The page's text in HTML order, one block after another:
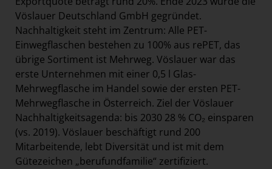
Vöslauer Deutschland GmbH gegründet.
Nachhaltigkeit steht im Zentrum: Alle PET-
Einwegflaschen bestehen zu 100% aus rePET, das
übrige Sortiment ist Mehrweg. Vöslauer war das
erste Unternehmen mit einer 0,5 l Glas-
Mehrwegflasche im Handel sowie der ersten PET-
Mehrwegflasche in Österreich. Ziel der Vöslauer
Nachhaltigkeitsagenda: bis 2030 28 % CO₂ einsparen
(vs. 2019). Vöslauer beschäftigt rund 200
Mitarbeitende, lebt Diversität und ist mit dem
Gütezeichen „berufundfamilie“ zertifiziert.